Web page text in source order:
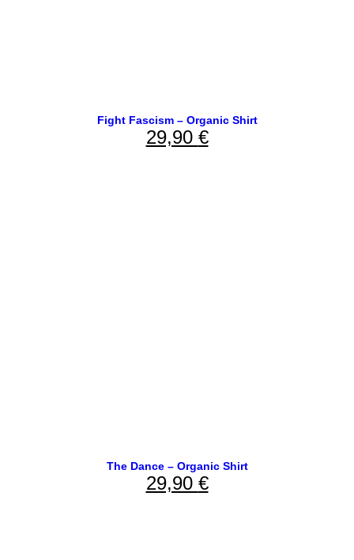
Fight Fascism – Organic Shirt
29,90 €
The Dance – Organic Shirt
29,90 €